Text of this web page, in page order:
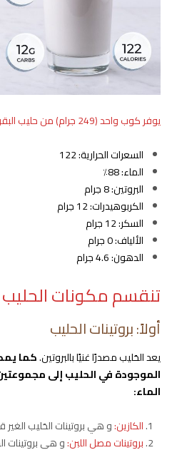
يوفر كوب واحد (249 جرام) من حليب البقر كامل الدسم مع
السعرات الحرارية: 122
الماء: 88٪
البروتين: 8 جرام
الكربوهيدرات: 12 جرام
السكر: 12 جرام
الألياف: 0 جرام
الدهون: 4.6 جرام
تنقسم مكونات الحليب
أولاً: بروتينات الحليب
يعد الحَليب مصدرًا غنيًا بالبروتين.كما
الموجودة في الحليب إلى
الماء:
الكازين:و هي بروتينات الحَليب الغير
بروتينات مصل اللبن:و هي بروتينات